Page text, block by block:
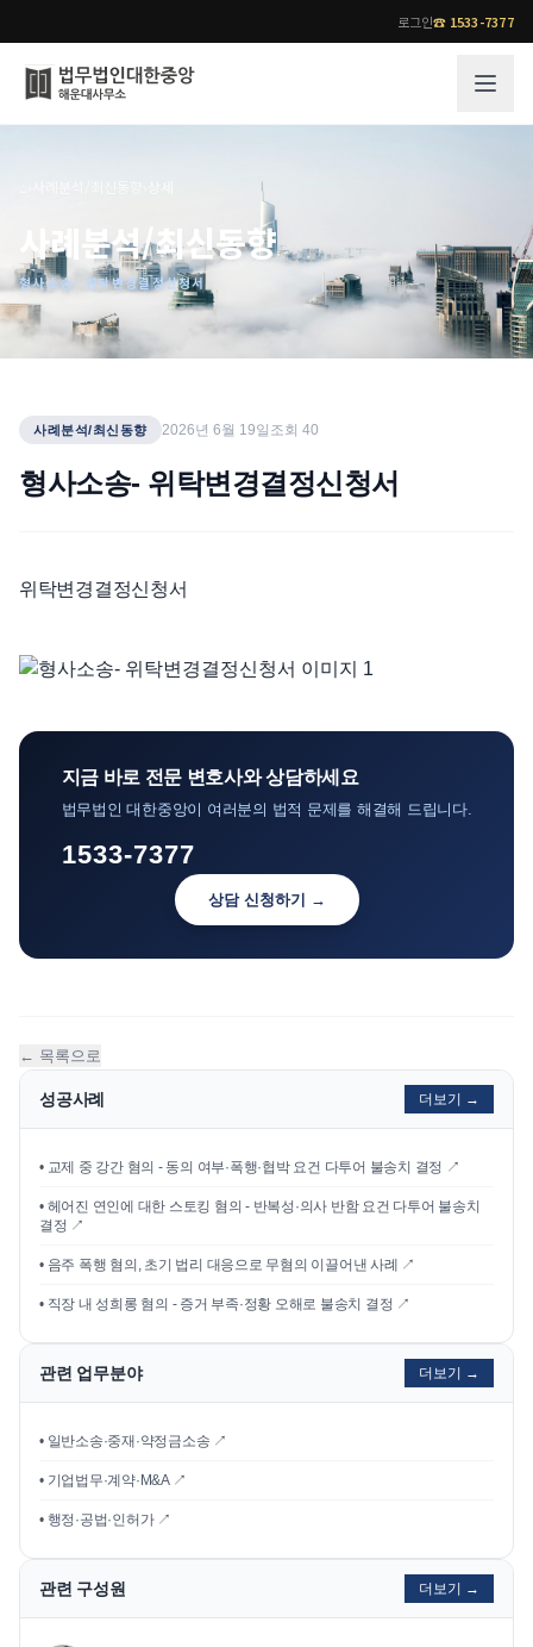
로그인☎ 1533-7377
오시는 길
통합검색
기업 인사이트
사례분석/최신동향
법률지식인
업무분야
전체
각 전문 변호사
언론보도
법률서식
사례분석/최신동향
형사소송- 위탁변경결정신청서
사례분석/최신동향 2026년 6월 19일 조회 40
형사소송- 위탁변경결정신청서
위탁변경결정신청서
지금 바로 전문 변호사와 상담하세요
법무법인 대한중앙이 여러분의 법적 문제를 해결해 드립니다.
1533-7377
상담 신청하기 →
← 목록으로
성공사례 더보기 →
• 교제 중 강간 혐의 - 동의 여부·폭행·협박 요건 다투어 불송치 결정 ↗
• 헤어진 연인에 대한 스토킹 혐의 - 반복성·의사 반함 요건 다투어 불송치
결정 ↗
• 음주 폭행 혐의, 초기 법리 대응으로 무혐의 이끌어낸 사례 ↗
• 직장 내 성희롱 혐의 - 증거 부족·정황 오해로 불송치 결정 ↗
관련 업무분야 더보기 →
• 일반소송·중재·약정금소송 ↗
• 기업법무·계약·M&A ↗
• 행정·공법·인허가 ↗
관련 구성원 더보기 →